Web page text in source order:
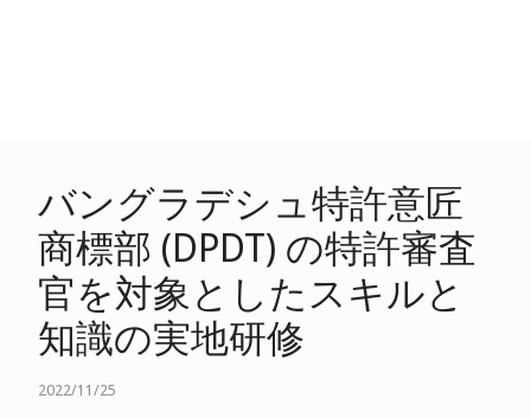
バングラデシュ特許意匠
商標部 (DPDT) の特許審査
官を対象としたスキルと
知識の実地研修
2022/11/25